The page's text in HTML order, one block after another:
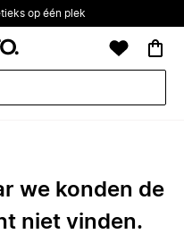
op één plek
we konden de
niet vinden.